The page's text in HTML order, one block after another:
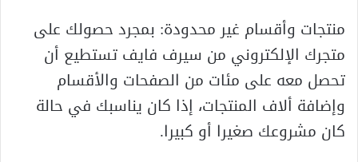
منتجات وأقسام غير محدودة: بمجرد حصولك على
متجرك الإلكتروني من سيرف فايف تستطيع أن
تحصل معه على مئات من الصفحات والأقسام
وإضافة ألاف المنتجات، إذا كان يناسبك في حالة
كان مشروعك صغيرا أو كبيرا.